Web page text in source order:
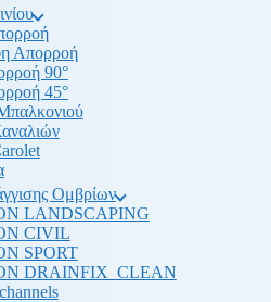
Απορροή
90°
45°
Ομβρίων
LANDSCAPING
CIVIL
SPORT
DRAINFIX_CLEAN